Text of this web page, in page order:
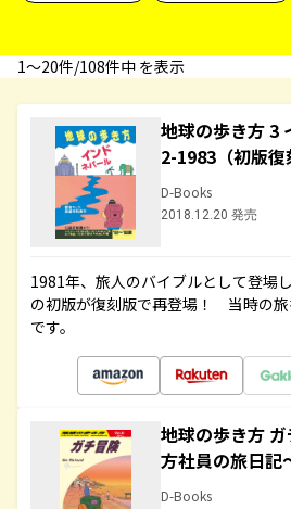
1〜20件/108件中 を表示
地球の歩き方 3
2-1983（初版復
D-Books
2018.12.20 発売
1981年、旅人のバイブルとして登場
の初版が復刻版で再登場！ 当時の
です。
地球の歩き方
方社員の旅日記
D-Books